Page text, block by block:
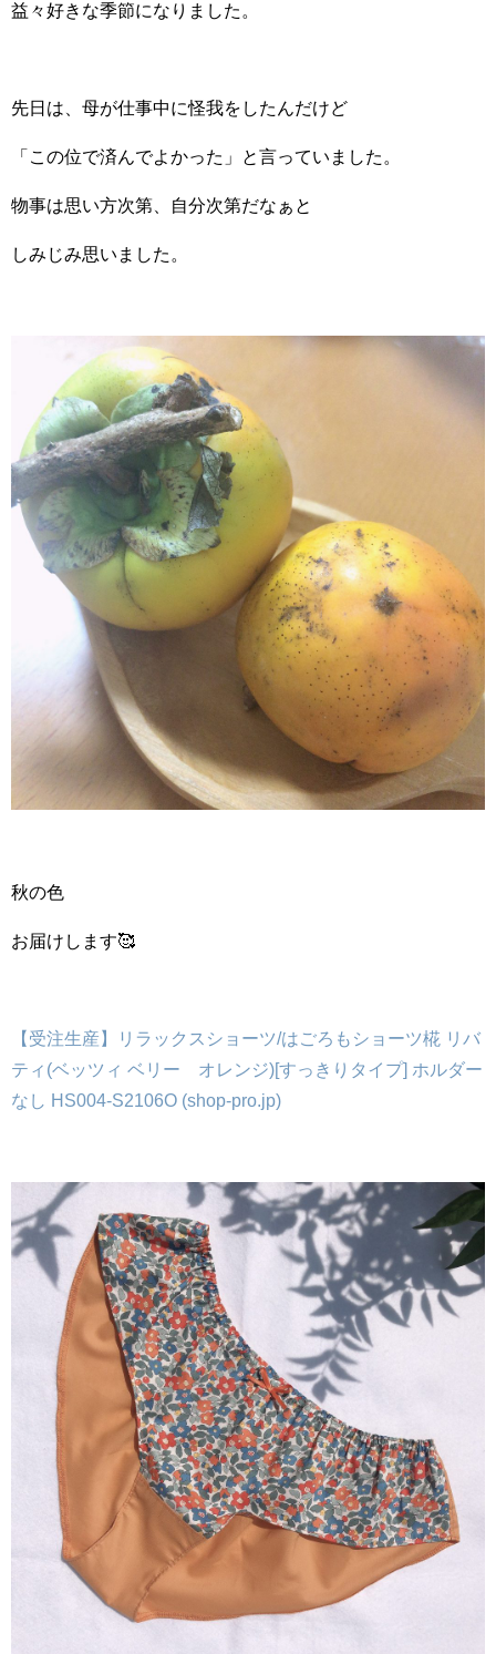
益々好きな季節になりました。
先日は、母が仕事中に怪我をしたんだけど
「この位で済んでよかった」と言っていました。
物事は思い方次第、自分次第だなぁと
しみじみ思いました。
秋の色
お届けします🥰
【受注生産】リラックスショーツ/はごろもショーツ椛 リバ
ティ(ベッツィ ベリー オレンジ)[すっきりタイプ] ホルダー
なし HS004-S2106O (shop-pro.jp)